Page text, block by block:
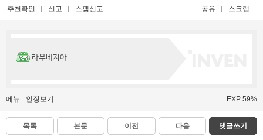
추천확인 신고 스팸신고 공유 스크랩
라무네지아
메뉴 인장보기 EXP 59%
목록 본문 이전 다음 댓글쓰기